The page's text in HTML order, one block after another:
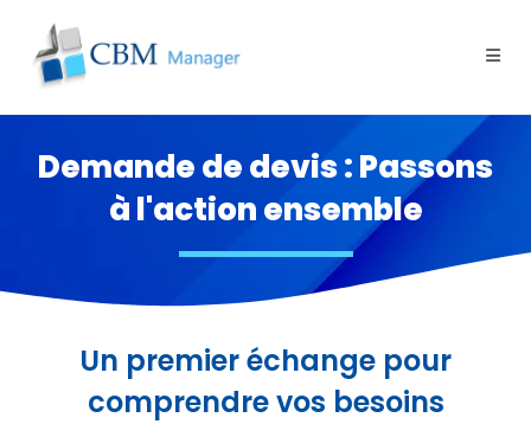
Demande de devis : Passons
à l'action ensemble
Un premier échange pour
comprendre vos besoins